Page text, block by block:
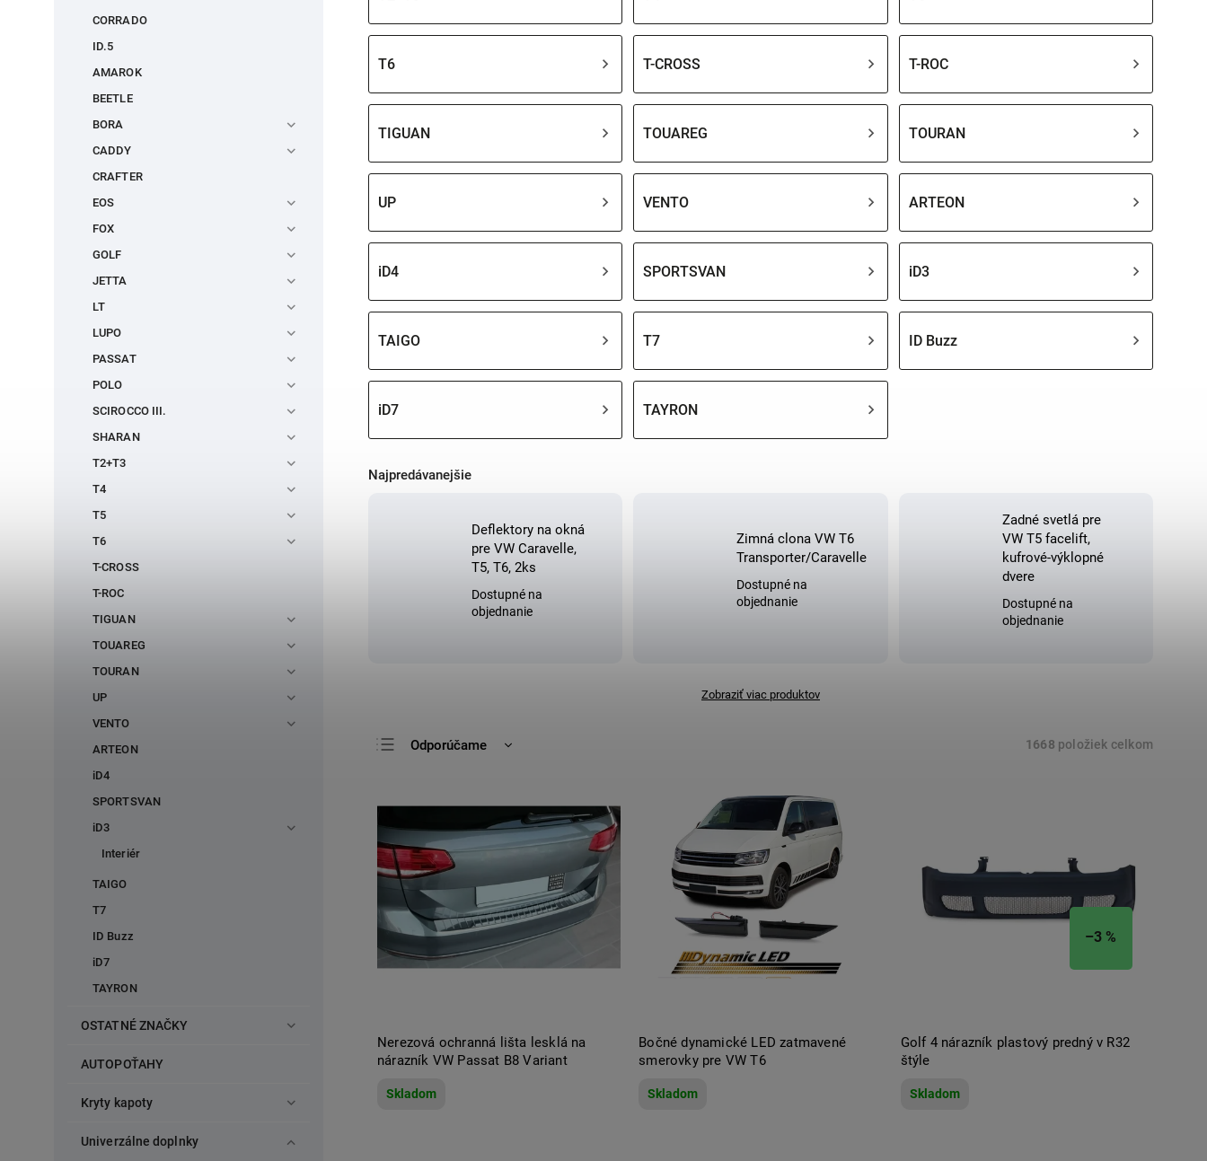
CORRADO
ID.5
AMAROK
BEETLE
BORA
CADDY
CRAFTER
EOS
FOX
GOLF
JETTA
LT
LUPO
PASSAT
POLO
SCIROCCO III.
SHARAN
T2+T3
T4
T5
T6
T-CROSS
T-ROC
TIGUAN
TOUAREG
TOURAN
UP
VENTO
ARTEON
iD4
SPORTSVAN
iD3
Interiér
TAIGO
T7
ID Buzz
iD7
TAYRON
OSTATNÉ ZNAČKY
AUTOPOŤAHY
Kryty kapoty
Univerzálne doplnky
T6 T-CROSS T-ROC
TIGUAN TOUAREG TOURAN
UP VENTO ARTEON
iD4 SPORTSVAN iD3
TAIGO T7 ID Buzz
iD7 TAYRON
Najpredávanejšie
Deflektory na okná
pre VW Caravelle,
T5, T6, 2ks
Dostupné na
objednanie
Zimná clona VW T6
Transporter/Caravelle
Dostupné na
objednanie
Zadné svetlá pre
VW T5 facelift,
kufrové-výklopné
dvere
Dostupné na
objednanie
Zobraziť viac produktov
Odporúčame
Najdrahšie
Najpredávanejšie
Abecedne
1668 položiek celkom
Nerezová ochranná lišta lesklá na
nárazník VW Passat B8 Variant
Skladom
Bočné dynamické LED zatmavené
smerovky pre VW T6
Skladom
–3 %
Golf 4 nárazník plastový predný v R32
štýle
Skladom